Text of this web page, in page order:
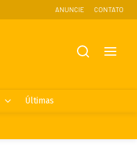
ANUNCIE CONTATO
Últimas